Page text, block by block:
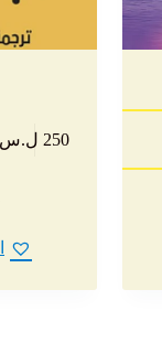
250 ل.س